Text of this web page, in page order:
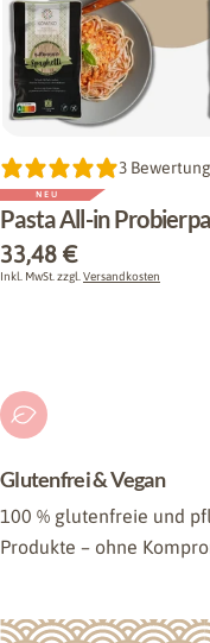
Typ: 3
NEU
Pasta All-in
Regulärer
Preis
33,48 €
Inkl. MwSt. zzgl. Versandkosten
Glutenfrei & Vegan
100 % glutenfreie und
Produkte – ohne